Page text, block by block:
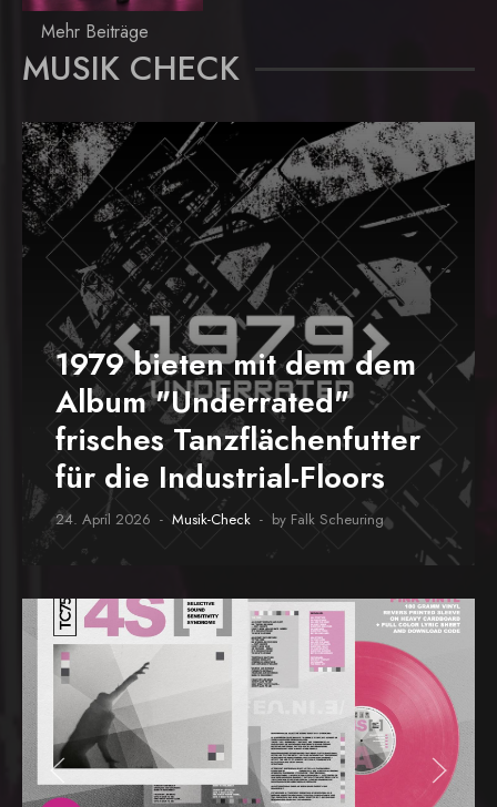
Mehr Beiträge
MUSIK CHECK
1979 bieten mit dem dem
Album "Underrated"
frisches Tanzflächenfutter
für die Industrial-Floors
24. April 2026 Musik-Check by Falk Scheuring